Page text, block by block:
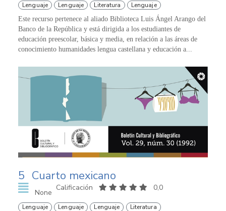
Lenguaje Lenguaje Literatura Lenguaje
Este recurso pertenece al aliado Biblioteca Luis Ángel Arango del
Banco de la República y está dirigida a los estudiantes de
educación preescolar, básica y media, en relación a las áreas de
conocimiento humanidades lengua castellana y educación a...
5 Cuarto mexicano
None
Calificación 0,0
Lenguaje Lenguaje Lenguaje Literatura